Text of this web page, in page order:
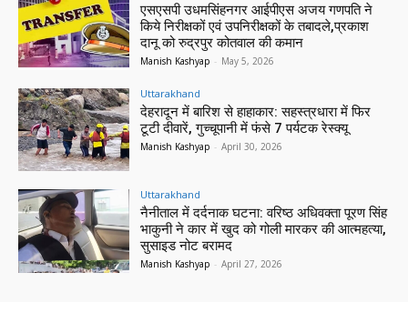
एसएसपी उधमसिंहनगर आईपीएस अजय गणपति ने
किये निरीक्षकों एवं उपनिरीक्षकों के तबादले,प्रकाश
दानू को रुद्रपुर कोतवाल की कमान
Manish Kashyap - May 5, 2026
Uttarakhand
देहरादून में बारिश से हाहाकार: सहस्त्रधारा में फिर
टूटी दीवारें, गुच्चूपानी में फंसे 7 पर्यटक रेस्क्यू
Manish Kashyap - April 30, 2026
Uttarakhand
नैनीताल में दर्दनाक घटना: वरिष्ठ अधिवक्ता पूरण सिंह
भाकुनी ने कार में खुद को गोली मारकर की आत्महत्या,
सुसाइड नोट बरामद
Manish Kashyap - April 27, 2026